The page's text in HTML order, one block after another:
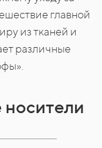
главной
из тканей и
различные